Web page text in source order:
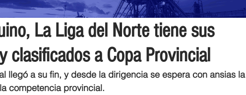
La Liga del Norte tiene sus
clasificados a Copa Provincial
de lectura
llegó a su fin, y desde la dirigencia se espera con ansias la
competencia provincial.